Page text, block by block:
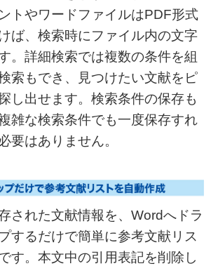
トやワードファイルはPDF形式
ば、検索時にファイル内の文字
。詳細検索では複数の条件を組
索もでき、見つけたい文献をピ
し出せます。検索条件の保存も
雑な検索条件でも一度保存すれ
要はありません。
された文献情報を、Wordへドラ
するだけで簡単に参考文献リス
す。本文中の引用表記を削除し